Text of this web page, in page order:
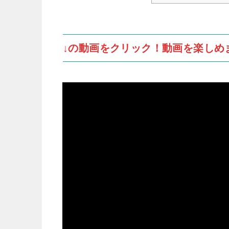
↓の動画をクリック！動画を楽しめ